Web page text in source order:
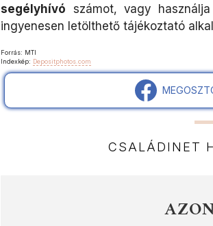
segélyhívó számot, vagy
ingyenesen letölthető tájékoztató
Forrás: MTI
Indexkép: Depositphotos.com
CSALÁDINET